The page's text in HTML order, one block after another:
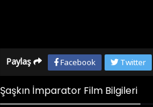
Paylaş Facebook Twitter
Şaşkın İmparator Film Bilgileri